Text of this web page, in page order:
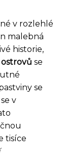
v rozlehlé
malebná
historie,
se
se
v
tisíce